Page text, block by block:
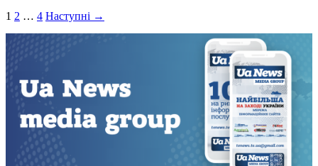
Пагінація
записів
1 2 … 4 Наступні →